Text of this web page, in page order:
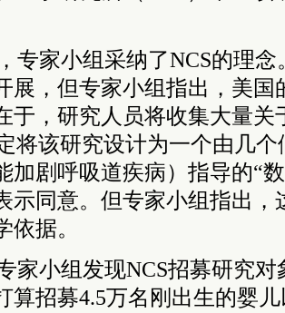
专家小组采纳了NCS的理
展，但专家小组指出，美国
于，研究人员将收集大量关
将该研究设计为一个由几
加剧呼吸道疾病）指导的“
示同意。但专家小组指出，
依据。
家小组发现NCS招募研究
算招募4.5万名刚出生的婴